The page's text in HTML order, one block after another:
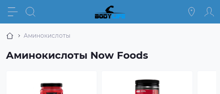
Аминокислоты
Аминокислоты Now Foods